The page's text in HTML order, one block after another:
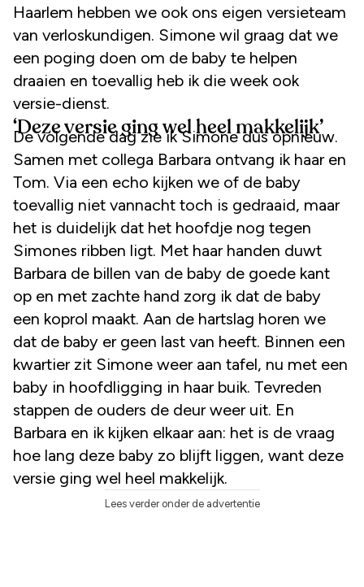
Haarlem hebben we ook ons eigen versieteam
van verloskundigen. Simone wil graag dat we
een poging doen om de baby te helpen
draaien en toevallig heb ik die week ook
versie-dienst.
‘Deze versie ging wel heel makkelijk’
De volgende dag zie ik Simone dus opnieuw.
Samen met collega Barbara ontvang ik haar en
Tom. Via een echo kijken we of de baby
toevallig niet vannacht toch is gedraaid, maar
het is duidelijk dat het hoofdje nog tegen
Simones ribben ligt. Met haar handen duwt
Barbara de billen van de baby de goede kant
op en met zachte hand zorg ik dat de baby
een koprol maakt. Aan de hartslag horen we
dat de baby er geen last van heeft. Binnen een
kwartier zit Simone weer aan tafel, nu met een
baby in hoofdligging in haar buik. Tevreden
stappen de ouders de deur weer uit. En
Barbara en ik kijken elkaar aan: het is de vraag
hoe lang deze baby zo blijft liggen, want deze
versie ging wel heel makkelijk.
Lees verder onder de advertentie